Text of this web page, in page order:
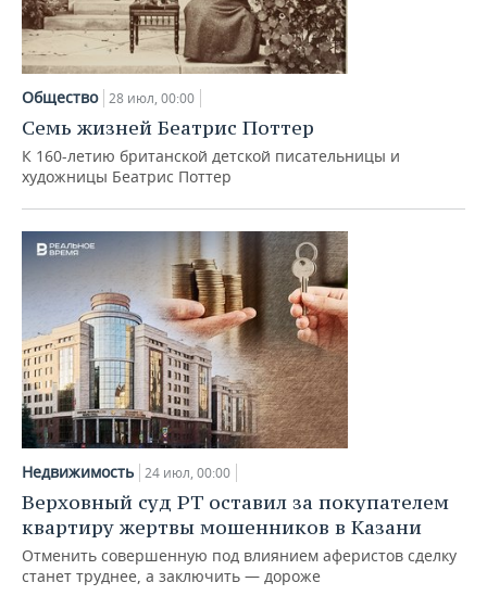
Общество 28 июл, 00:00
Семь жизней Беатрис Поттер
К 160-летию британской детской писательницы и
художницы Беатрис Поттер
Недвижимость 24 июл, 00:00
Верховный суд РТ оставил за покупателем
квартиру жертвы мошенников в Казани
Отменить совершенную под влиянием аферистов сделку
станет труднее, а заключить — дороже